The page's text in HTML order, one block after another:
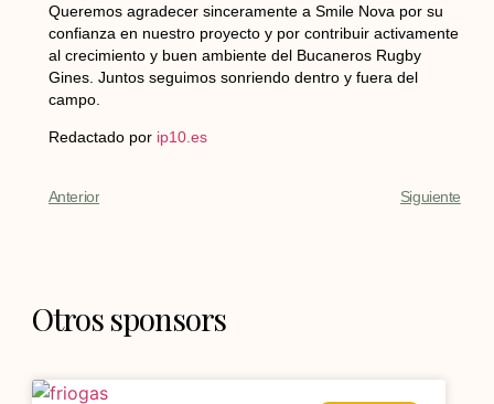
Queremos agradecer sinceramente a Smile Nova por su
confianza en nuestro proyecto y por contribuir activamente
al crecimiento y buen ambiente del Bucaneros Rugby
Gines. Juntos seguimos sonriendo dentro y fuera del
campo.
Redactado por ip10.es
Anterior Siguiente
Otros sponsors